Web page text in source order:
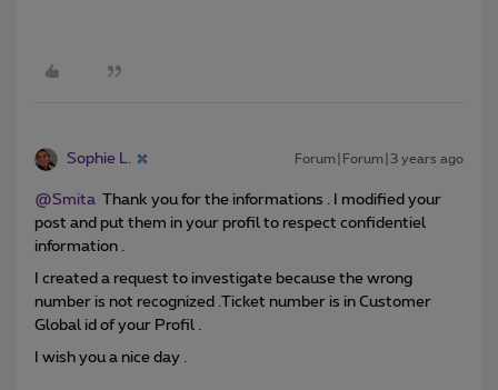
Sophie L. Forum|Forum|3 years ago
@Smita Thank you for the informations . I modified your
post and put them in your profil to respect confidentiel
information .
I created a request to investigate because the wrong
number is not recognized .Ticket number is in Customer
Global id of your Profil .
I wish you a nice day .